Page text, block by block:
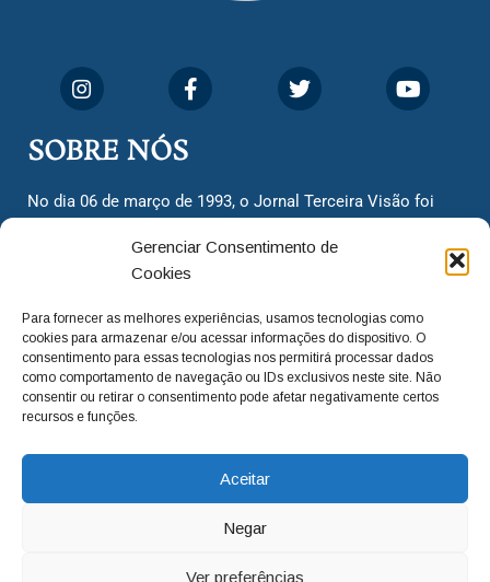
Gerenciar Consentimento de
Cookies
Para fornecer as melhores experiências, usamos tecnologias como
cookies para armazenar e/ou acessar informações do dispositivo. O
consentimento para essas tecnologias nos permitirá processar dados
como comportamento de navegação ou IDs exclusivos neste site. Não
consentir ou retirar o consentimento pode afetar negativamente certos
recursos e funções.
Aceitar
Negar
Ver preferências
SOBRE NÓS
No dia 06 de março de 1993, o Jornal Terceira Visão foi
cidadãos valinhenses, já que naquela época só existiam
dois jornais. Há mais de 30 anos, o jornal continua
com o foco de trazer as melhores notícias. Nunca
deixamos de lado as necessidades do cidadão, sempre
questionando os órgãos públicos em busca de melhorias
para a cidade e sempre cobrando resoluções para casos
adm@jtv.com.br
(19) 3929-6225